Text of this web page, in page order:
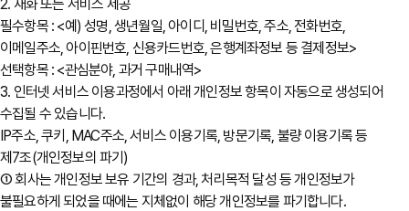
2. 재화 또는 서비스 제공
필수항목 : <예) 성명, 생년월일, 아이디, 비밀번호, 주소, 전화번호,
이메일주소, 아이핀번호, 신용카드번호, 은행계좌정보 등 결제정보>
선택항목 : <관심분야, 과거 구매내역>
3. 인터넷 서비스 이용과정에서 아래 개인정보 항목이 자동으로 생성되어
수집될 수 있습니다.
IP주소, 쿠키, MAC주소, 서비스 이용기록, 방문기록, 불량 이용기록 등
제7조(개인정보의 파기)
① 회사는 개인정보 보유 기간의 경과, 처리목적 달성 등 개인정보가
불필요하게 되었을 때에는 지체없이 해당 개인정보를 파기합니다.